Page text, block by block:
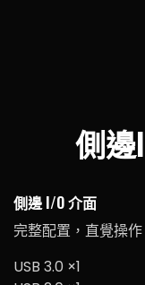
側
側邊 I/O 介面
完整配置，直覺操
USB 3.0 ×1